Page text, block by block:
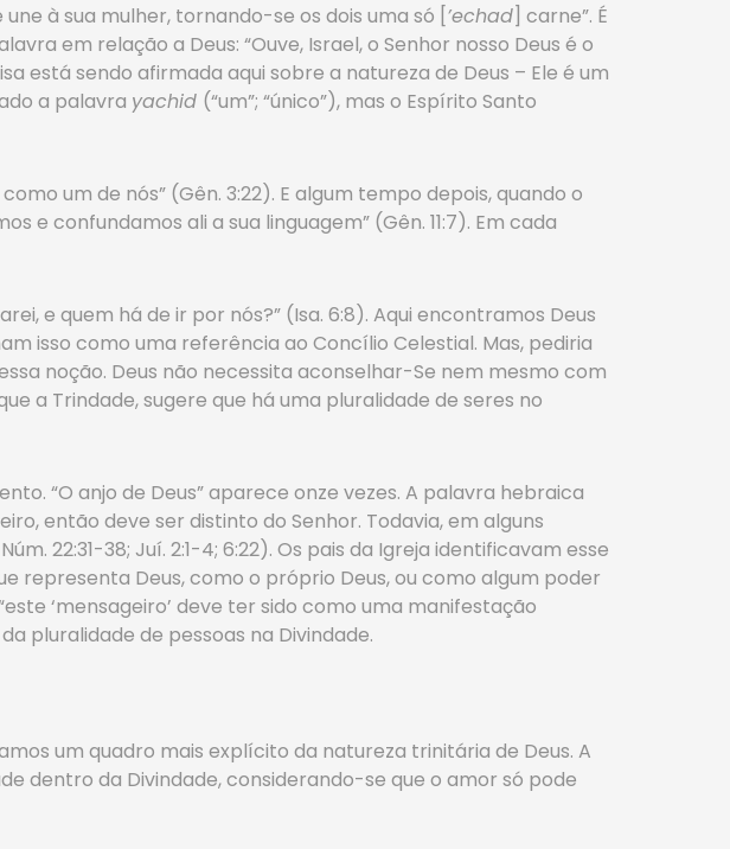
à sua mulher, tornando-se os dois uma só [ ’echad ] carne”. É
em relação a Deus: “Ouve, Israel, o Senhor nosso Deus é o
está sendo afirmada aqui sobre a natureza de Deus – Ele é um
a palavra yachid (“um”; “único”), mas o Espírito Santo
um de nós” (Gên. 3:22). E algum tempo depois, quando o
e confundamos ali a sua linguagem” (Gên. 11:7). Em cada
e quem há de ir por nós?” (Isa. 6:8). Aqui encontramos Deus
isso como uma referência ao Concílio Celestial. Mas, pediria
noção. Deus não necessita aconselhar-Se nem mesmo com
a Trindade, sugere que há uma pluralidade de seres no
“O anjo de Deus” aparece onze vezes. A palavra hebraica
então deve ser distinto do Senhor. Todavia, em alguns
22:31-38; Juí. 2:1-4; 6:22). Os pais da Igreja identificavam esse
representa Deus, como o próprio Deus, ou como algum poder
‘mensageiro’ deve ter sido como uma manifestação
pluralidade de pessoas na Divindade.
um quadro mais explícito da natureza trinitária de Deus. A
dentro da Divindade, considerando-se que o amor só pode